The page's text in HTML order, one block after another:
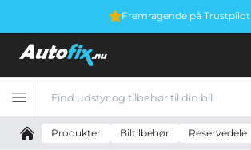
Fremragende på Trustpilot
Produkter Biltilbehør Reservedele